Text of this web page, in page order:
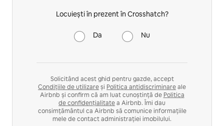
Locuiești în prezent în Crosshatch?
Da Nu
Solicitând acest ghid pentru gazde, accept
Condițiile de utilizareși Politica antidiscriminareale
Airbnb și confirm că am luat cunoștință de Politica
de confidențialitatea Airbnb. Îmi dau
consimțământul ca Airbnb să comunice informațiile
mele de contact administrației imobilului.